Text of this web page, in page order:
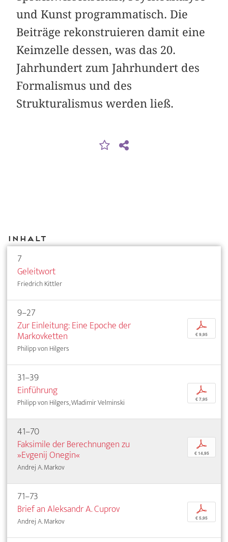
und Kunst programmatisch. Die
Beiträge rekonstruieren damit eine
Keimzelle dessen, was das 20.
Jahrhundert zum Jahrhundert des
Formalismus und des
Strukturalismus werden ließ.
Inhalt
7
Geleitwort
Friedrich Kittler
9–27
Zur Einleitung: Eine Epoche der
Markovketten
Philipp von Hilgers
p
€ 9,95
31–39
Einführung
Philipp von Hilgers, Wladimir Velminski
p
€ 7,95
41–70
Faksimile der Berechnungen zu
»Evgenij Onegin«
Andrej A. Markov
p
€ 14,95
71–73
Brief an Aleksandr A. Cuprov
Andrej A. Markov
p
€ 5,95